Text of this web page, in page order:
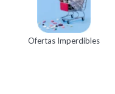
Ofertas Imperdibles